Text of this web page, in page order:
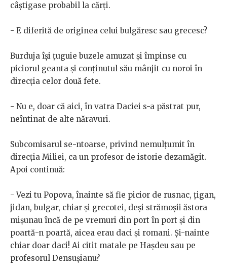
câștigase probabil la cărți.
- E diferită de originea celui bulgăresc sau grecesc?
Burduja își țuguie buzele amuzat și împinse cu
piciorul geanta și conținutul său mânjit cu noroi în
direcția celor două fete.
- Nu e, doar că aici, în vatra Daciei s-a păstrat pur,
neîntinat de alte năravuri.
Subcomisarul se-ntoarse, privind nemulțumit în
direcția Miliei, ca un profesor de istorie dezamăgit.
Apoi continuă:
- Vezi tu Popova, înainte să fie picior de rusnac, țigan,
jidan, bulgar, chiar și grecotei, deși strămoșii ăstora
mișunau încă de pe vremuri din port în port și din
poartă-n poartă, aicea erau daci și romani. Și-nainte
chiar doar daci! Ai citit matale pe Hașdeu sau pe
profesorul Densușianu?